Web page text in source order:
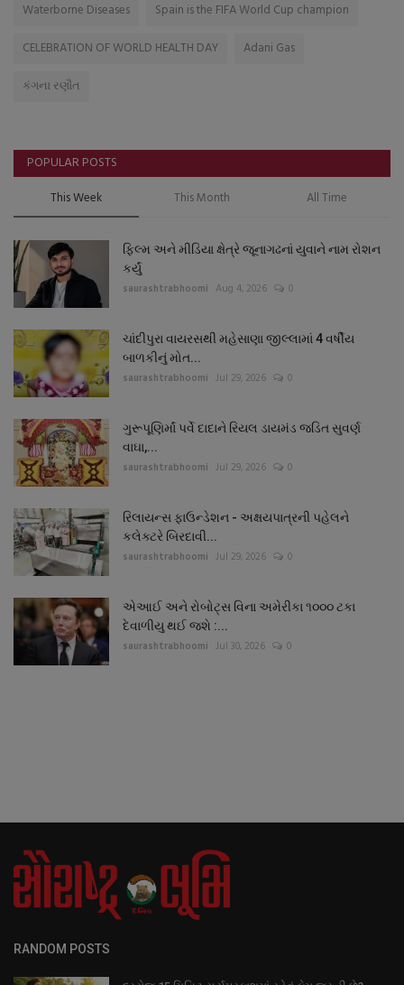
Waterborne Diseases
Spain is the FIFA World Cup champion
CELEBRATION OF WORLD HEALTH DAY
Adani Gas
કંગના રણૌત
POPULAR POSTS
This Week This Month All Time
ફિલ્મ અને મીડિયા ક્ષેત્રે જૂનાગઢનાં યુવાને નામ રોશન
કર્યું
saurashtrabhoomi Aug 4, 2026 0
ચાંદીપુરા વાયરસથી મહેસાણા જીલ્લામાં 4 વર્ષીય
બાળકીનું મોત...
saurashtrabhoomi Jul 29, 2026 0
ગુરૂપૂણિર્માં પર્વે દાદાને રિયલ ડાયમંડ જડિત સુવર્ણ
વાઘા,...
saurashtrabhoomi Jul 29, 2026 0
રિલાયન્સ ફાઉન્ડેશન - અક્ષયપાત્રની પહેલને
કલેક્ટરે બિરદાવી...
saurashtrabhoomi Jul 29, 2026 0
એઆઈ અને રોબોટ્સ વિના અમેરીકા ૧૦૦૦ ટકા
દેવાળીયુ થઈ જશે :...
saurashtrabhoomi Jul 30, 2026 0
RANDOM POSTS